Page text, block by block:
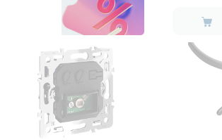
Светодиодная лента
Предметы интерьера
Фонари